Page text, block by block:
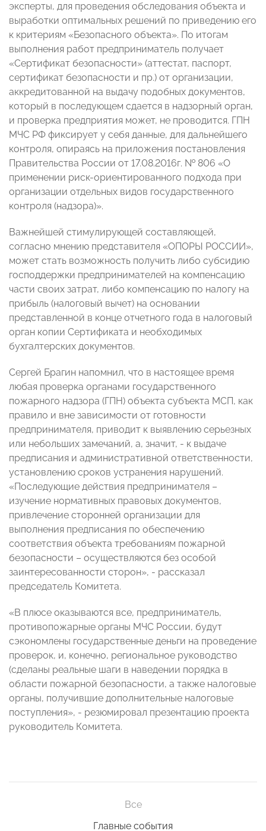
эксперты, для проведения обследования объекта и
выработки оптимальных решений по приведению его
к критериям «Безопасного объекта». По итогам
выполнения работ предприниматель получает
«Сертификат безопасности» (аттестат, паспорт,
сертификат безопасности и пр.) от организации,
аккредитованной на выдачу подобных документов,
который в последующем сдается в надзорный орган,
и проверка предприятия может, не проводится. ГПН
МЧС РФ фиксирует у себя данные, для дальнейшего
контроля, опираясь на приложения постановления
Правительства России от 17.08.2016г. № 806 «О
применении риск-ориентированного подхода при
организации отдельных видов государственного
контроля (надзора)».
Важнейшей стимулирующей составляющей,
согласно мнению представителя «ОПОРЫ РОССИИ»,
может стать возможность получить либо субсидию
господдержки предпринимателей на компенсацию
части своих затрат, либо компенсацию по налогу на
прибыль (налоговый вычет) на основании
представленной в конце отчетного года в налоговый
орган копии Сертификата и необходимых
бухгалтерских документов.
Сергей Брагин напомнил, что в настоящее время
любая проверка органами государственного
пожарного надзора (ГПН) объекта субъекта МСП, как
правило и вне зависимости от готовности
предпринимателя, приводит к выявлению серьезных
или небольших замечаний, а, значит, - к выдаче
предписания и административной ответственности,
установлению сроков устранения нарушений.
«Последующие действия предпринимателя –
изучение нормативных правовых документов,
привлечение сторонней организации для
выполнения предписания по обеспечению
соответствия объекта требованиям пожарной
безопасности – осуществляются без особой
заинтересованности сторон», - рассказал
председатель Комитета.
«В плюсе оказываются все, предприниматель,
противопожарные органы МЧС России, будут
сэкономлены государственные деньги на проведение
проверок, и, конечно, региональное руководство
(сделаны реальные шаги в наведении порядка в
области пожарной безопасности, а также налоговые
органы, получившие дополнительные налоговые
поступления», - резюмировал презентацию проекта
руководитель Комитета.
Все
Главные события